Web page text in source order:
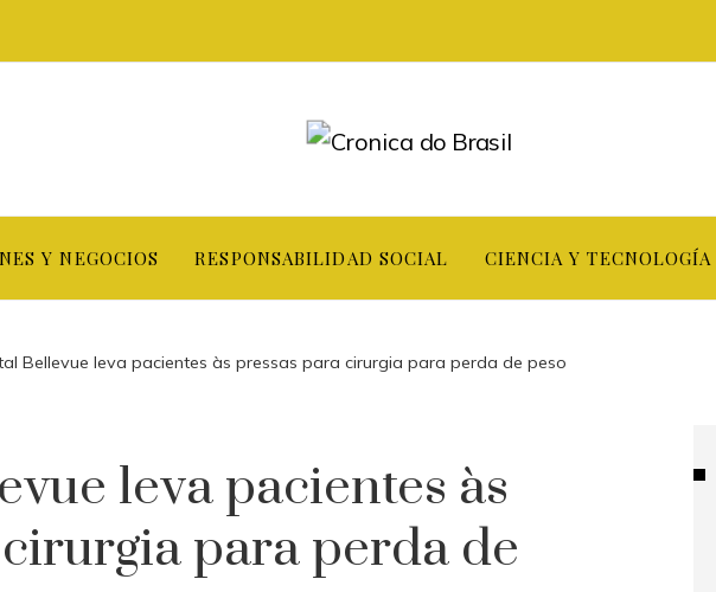
Y NEGOCIOS RESPONSABILIDAD SOCIAL CIENCIA Y TECNOLOGÍA
Bellevue leva pacientes às pressas para cirurgia para perda de peso
leva pacientes às
para perda de